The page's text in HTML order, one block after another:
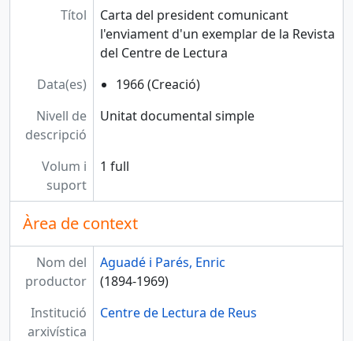
Títol
Carta del president comunicant
l'enviament d'un exemplar de la Revista
del Centre de Lectura
Data(es)
1966 (Creació)
Nivell de
descripció
Unitat documental simple
Volum i
suport
1 full
Àrea de context
Nom del
productor
Aguadé i Parés, Enric
(1894-1969)
Institució
arxivística
Centre de Lectura de Reus